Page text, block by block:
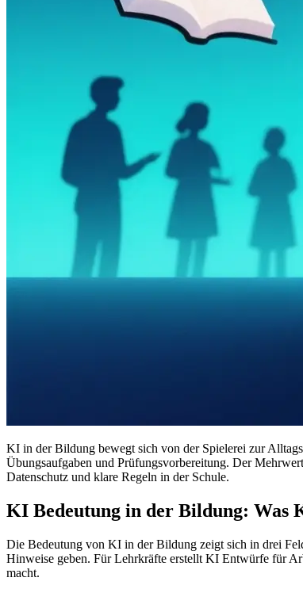
KI in der Bildung bewegt sich von der Spielerei zur
Übungsaufgaben und Prüfungsvorbereitung. Der
Datenschutz und klare Regeln in der Schule.
KI Bedeutung in der Bildung: Was
Die Bedeutung von KI in der Bildung zeigt sich in drei
Hinweise geben. Für Lehrkräfte erstellt KI Entwürfe für
macht.